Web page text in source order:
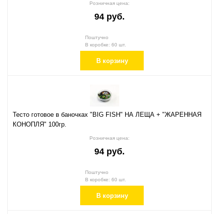
Розничная цена:
94 руб.
Поштучно
В коробке: 60 шт.
В корзину
Тесто готовое в баночках "BIG FISH" НА ЛЕЩА + "ЖАРЕННАЯ
КОНОПЛЯ" 100гр.
Розничная цена:
94 руб.
Поштучно
В коробке: 60 шт.
В корзину